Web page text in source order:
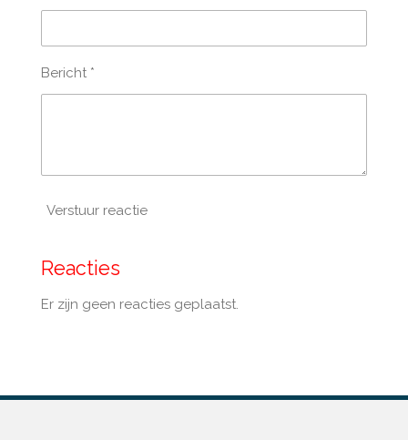
Bericht *
Verstuur reactie
Reacties
Er zijn geen reacties geplaatst.